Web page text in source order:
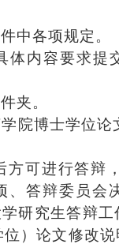
中各项规定。
体内容要求提
夹。
院博士学位
方可进行答辩
、答辩委员会
研究生答辩
）论文修改